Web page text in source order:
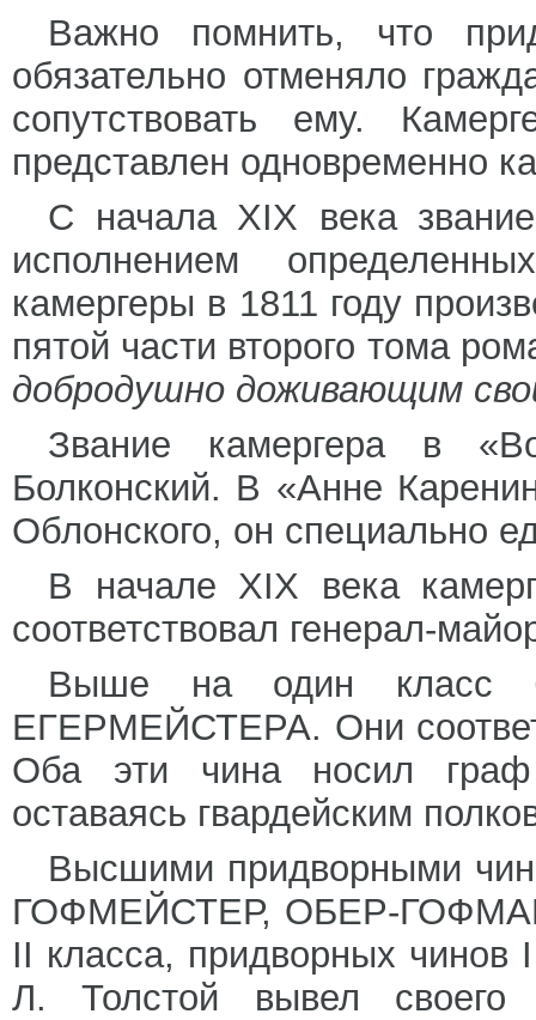
Важно помнить, что
обязательно отменяло
сопутствовать ему.
представлен одновременно
С начала XIX века
исполнением
камергеры в 1811 году
пятой части второго тома
добродушно доживающим
Звание камергера в
Болконский. В «Анне
Облонского, он специально
В начале XIX века
соответствовал генерал-
Выше на один класс
ЕГЕРМЕЙСТЕРА. Они
Оба эти чина носил
оставаясь гвардейским
Высшими придворными
ГОФМЕЙСТЕР, ОБЕР-
II класса, придворных
Л. Толстой вывел своего